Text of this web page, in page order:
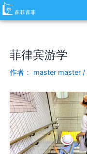
跳
至
菲律宾游学
作者： master master /
Post
navigation